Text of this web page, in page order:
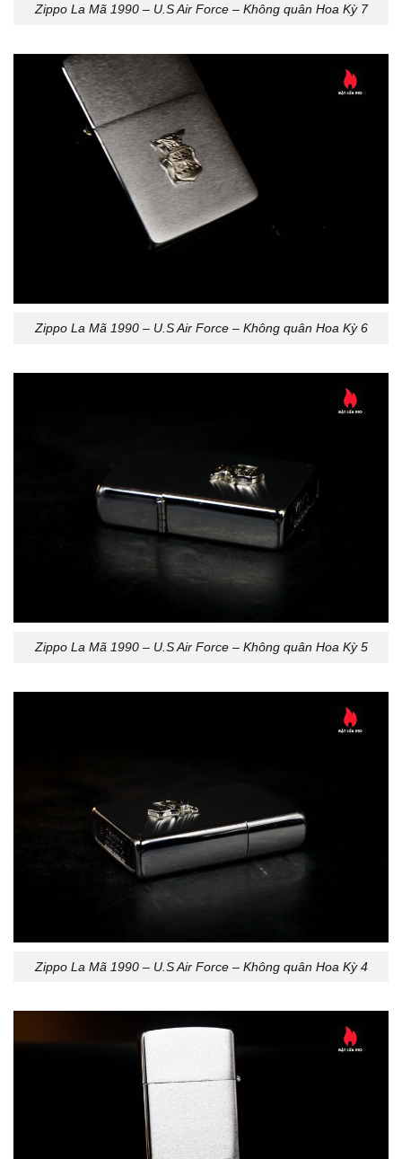
Zippo La Mã 1990 – U.S Air Force – Không quân Hoa Kỳ 7
Zippo La Mã 1990 – U.S Air Force – Không quân Hoa Kỳ 6
Zippo La Mã 1990 – U.S Air Force – Không quân Hoa Kỳ 5
Zippo La Mã 1990 – U.S Air Force – Không quân Hoa Kỳ 4